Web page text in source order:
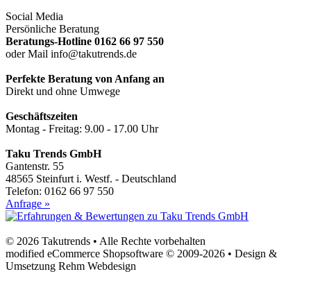
Social Media
Persönliche Beratung
Beratungs-Hotline 0162 66 97 550
oder Mail info@takutrends.de
Perfekte Beratung von Anfang an
Direkt und ohne Umwege
Geschäftszeiten
Montag - Freitag: 9.00 - 17.00 Uhr
Taku Trends GmbH
Gantenstr. 55
48565 Steinfurt i. Westf. - Deutschland
Telefon: 0162 66 97 550
Anfrage »
© 2026 Takutrends • Alle Rechte vorbehalten
modified eCommerce Shopsoftware © 2009-2026 • Design &
Umsetzung Rehm Webdesign